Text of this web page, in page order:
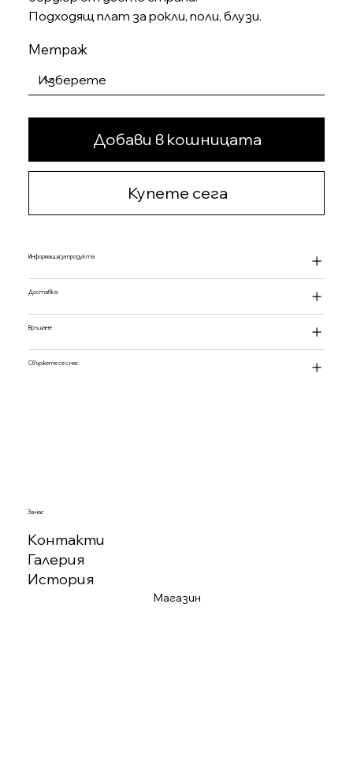
Подходящ плат за рокли, поли, блузи.
Метраж
Добави в кошницата
Купете сега
Информация за продукта
Доставка
Връщане
Свържете се с нас
За нас
Контакти
Галерия
История
Магазин